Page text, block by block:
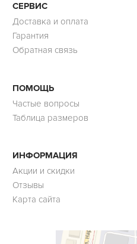
СЕРВИС
Доставка и оплата
Гарантия
Обратная связь
ПОМОЩЬ
Частые вопросы
Таблица размеров
ИНФОРМАЦИЯ
Акции и скидки
Отзывы
Карта сайта